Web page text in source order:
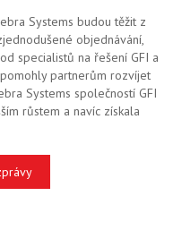
Systems budou těžit z
objednávání,
specialistů na řešení GFI a
partnerům rozvíjet
Systems společností GFI
růstem a navíc získala